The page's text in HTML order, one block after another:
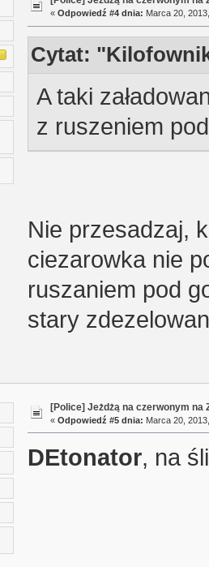
« Odpowiedź #4 dnia: Marca 20,
Cytat:
A taki
z ruszeniem
Nie przesadzaj,
ciezarowka nie
ruszaniem pod
stary
[Police] Jeżdżą na czerwonym na
« Odpowiedź #5 dnia: Marca 20,
DEtonator, na